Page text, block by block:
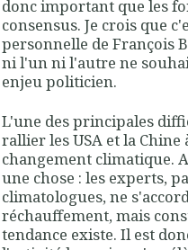
donc important que les
consensus. Je crois que
personnelle de François
ni l'un ni l'autre ne
enjeu politicien.
L'une des principales
rallier les USA et la Chine
changement climatique.
une chose : les experts,
climatologues, ne
réchauffement, mais
tendance existe. Il est